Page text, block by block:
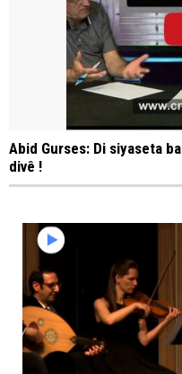
Abid Gurses: Di siyaseta
divê !